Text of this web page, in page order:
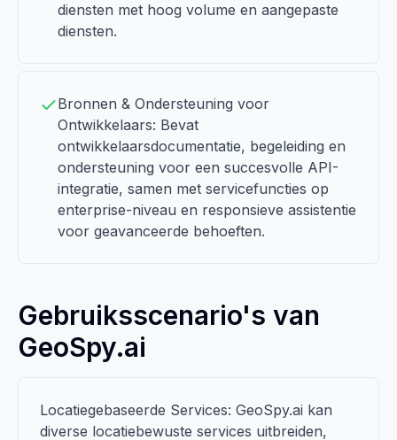
diensten met hoog volume en aangepaste
diensten.
Bronnen & Ondersteuning voor
Ontwikkelaars: Bevat
ontwikkelaarsdocumentatie, begeleiding en
ondersteuning voor een succesvolle API-
integratie, samen met servicefuncties op
enterprise-niveau en responsieve assistentie
voor geavanceerde behoeften.
Gebruiksscenario's van
GeoSpy.ai
Locatiegebaseerde Services: GeoSpy.ai kan
diverse locatiebewuste services uitbreiden,